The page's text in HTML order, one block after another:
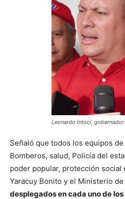
Leonardo Intoci, gobernador
Señaló que todos los equipos
Bomberos, salud, Policía del
poder popular, protección social
Yaracuy Bonito y el Ministerio
desplegados en cada uno de